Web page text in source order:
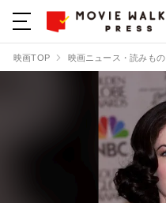
映画TOP 映画ニュース・読みもの